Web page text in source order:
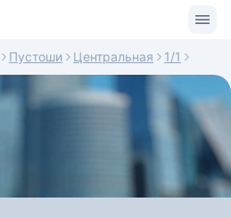
Пустоши Центральная 1/1